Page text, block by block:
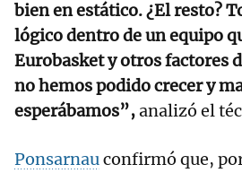
bien en estático. ¿El resto?
lógico dentro de un equipo
Eurobasket y otros factores
no hemos podido crecer y
esperábamos”,analizó el
Ponsarnauconfirmó que,